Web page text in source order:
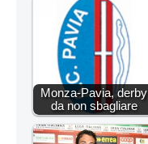
Monza-Pavia, derby
da non sbagliare